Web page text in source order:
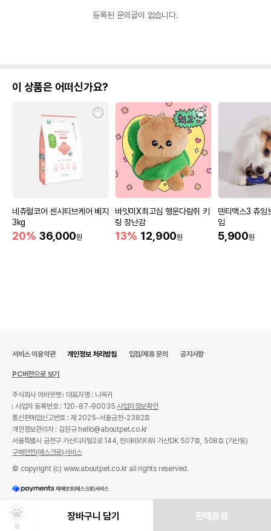
등록된 문의글이 없습니다.
이 상품은 어떠신가요?
네츄럴코어 센시티브케어 베지
3kg
20% 36,000원
바잇미X최고심 행운다람쥐 키
링 장난감
13% 12,900원
덴티맥스3 츄잉
입
5,900원
찜
장바구니 담기 판매종료
서비스 이용약관 개인정보 처리방침 입점/제휴 문의 공지사항
PC버전으로 보기
주식회사 어바웃펫
대표자명 : 나옥귀
사업자 등록번호 : 120-87-90035사업자정보확인
통신판매업신고번호 : 제 2025-서울금천-2382호
개인정보관리자 : 김원규 hello@aboutpet.co.kr
서울특별시 금천구 가산디지털2로 144, 현대테라타워 가산DK 507호, 508호 (가산동)
구매안전(에스크로)서비스
© copyright (c) www.aboutpet.co.kr all rights reserved.